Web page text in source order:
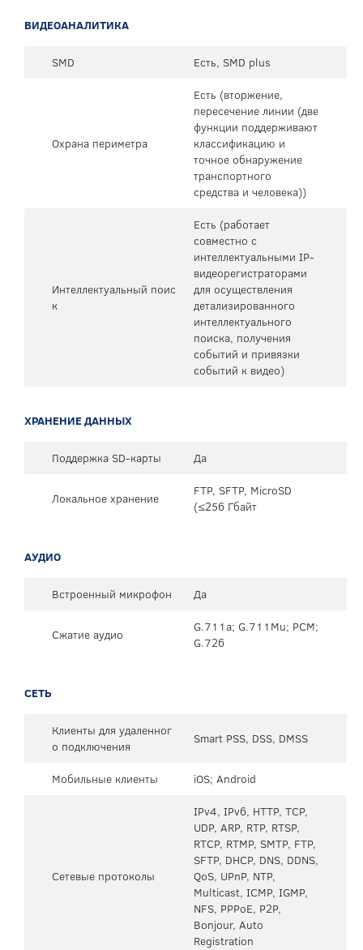
ВИДЕОАНАЛИТИКА
SMD Есть, SMD plus
Охрана периметра
Есть (вторжение,
пересечение линии (две
функции поддерживают
классификацию и
точное обнаружение
транспортного
средства и человека))
Интеллектуальный поис
к
Есть (работает
совместно с
интеллектуальными IP-
видеорегистраторами
для осуществления
детализированного
интеллектуального
поиска, получения
событий и привязки
событий к видео)
ХРАНЕНИЕ ДАННЫХ
Поддержка SD-карты Да
Локальное хранение
FTP, SFTP, MicroSD
(≤256 Гбайт
АУДИО
Встроенный микрофон Да
Сжатие аудио
G.711a; G.711Mu; PCM;
G.726
СЕТЬ
Клиенты для удаленног
о подключения
Smart PSS, DSS, DMSS
Мобильные клиенты iOS; Android
Сетевые протоколы
IPv4, IPv6, HTTP, TCP,
UDP, ARP, RTP, RTSP,
RTCP, RTMP, SMTP, FTP,
SFTP, DHCP, DNS, DDNS,
QoS, UPnP, NTP,
Multicast, ICMP, IGMP,
NFS, PPPoE, P2P,
Bonjour, Auto
Registration